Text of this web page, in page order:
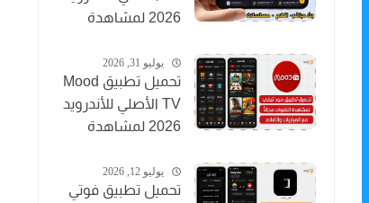
2026 لمشاهدة
مجاناًيوليو 31, 2026
تحميل تطبيق Mood
TV الأصلي للأندرويد
2026 لمشاهدة
والأفلام
يوليو 12, 2026
تحميل تطبيق فوتي